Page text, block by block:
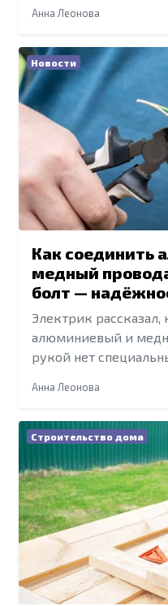
Анна Леонова
Новости
Как соединить
медный
болт —
Электрик рассказал,
алюминиевый и
рукой нет
Анна Леонова
Строительство дома